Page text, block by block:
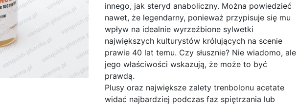
innego, jak steryd anaboliczny. Można powiedzieć
nawet, że legendarny, ponieważ przypisuje się mu
wpływ na idealnie wyrzeźbione sylwetki
największych kulturystów królujących na scenie
prawie 40 lat temu. Czy słusznie? Nie wiadomo, ale
jego właściwości wskazują, że może to być
prawdą.
Plusy oraz największe zalety trenbolonu acetate
widać najbardziej podczas faz spiętrzania lub